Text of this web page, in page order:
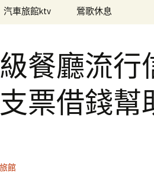
汽車旅館ktv 鶯歌休息
餐廳流行
票借錢幫
館